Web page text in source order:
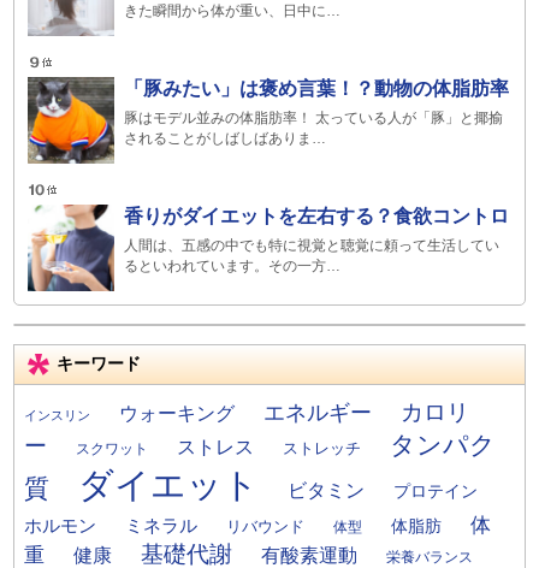
きた瞬間から体が重い、日中に…
「豚みたい」は褒め言葉！？動物の体脂肪率
豚はモデル並みの体脂肪率！ 太っている人が「豚」と揶揄
されることがしばしばありま…
香りがダイエットを左右する？食欲コントロ
人間は、五感の中でも特に視覚と聴覚に頼って生活してい
るといわれています。その一方…
キーワード
インスリン ウォーキング エネルギー
カロリ
ー
スクワット ストレス ストレッチ
タンパク
質
ダイエット ビタミン
プロテイン
ホルモン
ミネラル リバウンド 体型 体脂肪
体
重
健康 基礎代謝 有酸素運動 栄養バランス